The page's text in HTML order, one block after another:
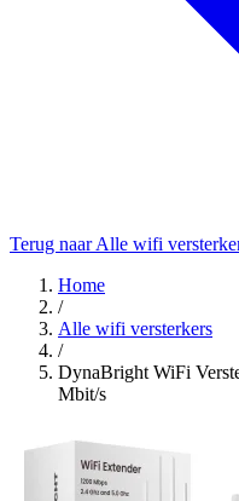
Terug naar Alle wifi
Home
/
Alle wifi versterkers
/
DynaBright WiFi
Mbit/s